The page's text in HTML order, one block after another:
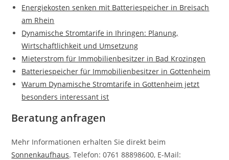
Energiekosten senken mit Batteriespeicher in Breisach
am Rhein
Dynamische Stromtarife in Ihringen: Planung,
Wirtschaftlichkeit und Umsetzung
Mieterstrom für Immobilienbesitzer in Bad Krozingen
Batteriespeicher für Immobilienbesitzer in Gottenheim
Warum Dynamische Stromtarife in Gottenheim jetzt
besonders interessant ist
Beratung anfragen
Mehr Informationen erhalten Sie direkt beim
Sonnenkaufhaus. Telefon: 0761 88898600, E-Mail: